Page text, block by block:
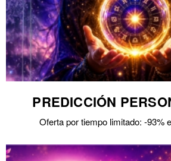
PREDICCIÓN
Oferta por tiempo limitado: -93%